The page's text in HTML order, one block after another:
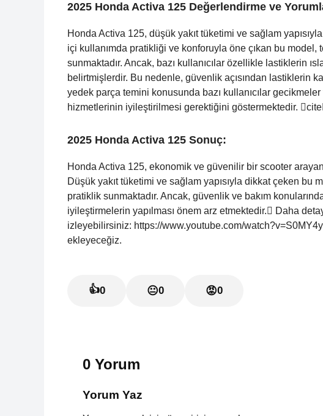
2025 Honda Activa 125 Değerlendirme ve
Honda Activa 125, düşük yakıt tüketimi ve sağlam
içi kullanımda pratikliği ve konforuyla öne çıkan bu
sunmaktadır. Ancak, bazı kullanıcılar özellikle lastiklerin
belirtmişlerdir. Bu nedenle, güvenlik açısından lastiklerin
yedek parça temini konusunda bazı kullanıcılar
hizmetlerinin iyileştirilmesi gerektiğini göstermektedir.
2025 Honda Activa 125 Sonuç:
Honda Activa 125, ekonomik ve güvenilir bir scooter
Düşük yakıt tüketimi ve sağlam yapısıyla dikkat çeken bu
pratiklik sunmaktadır. Ancak, güvenlik ve bakım
iyileştirmelerin yapılması önem arz etmektedir. Daha
izleyebilirsiniz: https://www.youtube.com/
ekleyeceğiz.
👍0 😐0 😡0
0 Yorum
Yorum Yaz